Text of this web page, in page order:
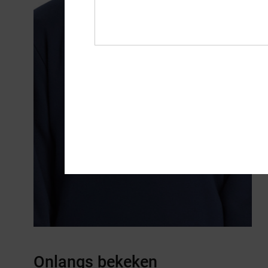
Onlangs bekeken